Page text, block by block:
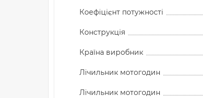
Коефіцієнт потужності
Конструкція
Країна виробник
Лічильник мотогодин
Лічильник мотогодин